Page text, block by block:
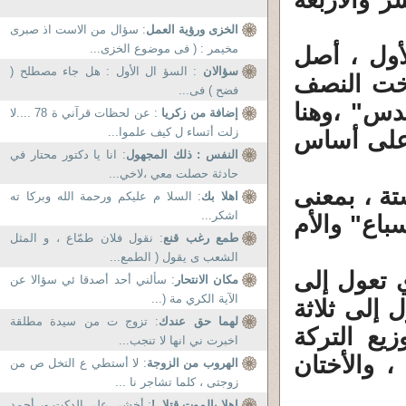
، أصل
النصف
،وهنا
على أساس
، بمعنى
والأم
تعول إلى
إلى ثلاثة
التركة
والأختان
الخزى ورؤية العمل: سؤال من الاست اذ صبرى
مخيمر : ( فى موضوع الخزى...
سؤالان : السؤ ال الأول : هل جاء مصطلح (
فضح ) فى...
إضافة من زكريا
: عن لحظات قرآني ة 78 ....لا
زلت أتساء ل كيف علموا...
النفس : ذلك المجهول: انا يا دكتور محتار في
حادثة حصلت معي ،لاخي...
اهلا بك: السلا م عليكم ورحمة الله وبركا ته
اشكر...
طمع رغب قنع: نقول فلان طمّاع ، و المثل
الشعب ى يقول ( الطمع...
مكان الانتحار : سألني أحد أصدقا ئي سؤالا عن
الآية الكري مة (...
لهما حق عندك: تزوج ت من سيدة مطلقة
اخبرت ني انها لا تنجب...
الهروب من الزوجة: لا أستطي ع التخل ص من
زوجتى ، كلما تشاجر نا ...